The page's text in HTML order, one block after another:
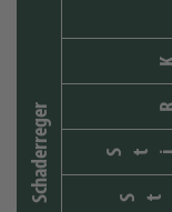
Schaderreger